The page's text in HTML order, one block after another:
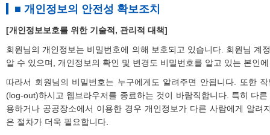
■ 개인정보의 안전성 확보조치
[개인정보보호를 위한 기술적, 관리적 대책]
회원님의 개인정보는 비밀번호에 의해 보호되고 있습니다. 회원님 계
알 수 있으며, 개인정보의 확인 및 변경도 비밀번호를 알고 있는 본인
따라서 회원님의 비밀번호는 누구에게도 알려주면 안됩니다. 또한
(log-out)하시고 웹브라우저를 종료하는 것이 바람직합니다. 특히 다
용하거나 공공장소에서 이용한 경우 개인정보가 다른 사람에게 알려
은 절차가 더욱 필요합니다.